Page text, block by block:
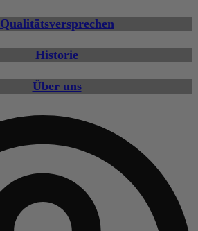
Qualitätsversprechen
Historie
Über uns